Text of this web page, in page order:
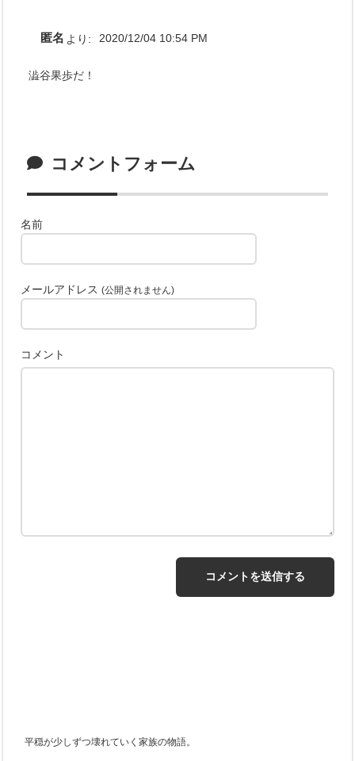
匿名 より: 2020/12/04 10:54 PM
澁谷果歩だ！
コメントフォーム
名前
メールアドレス(公開されません)
コメント
平穏が少しずつ壊れていく家族の物語。